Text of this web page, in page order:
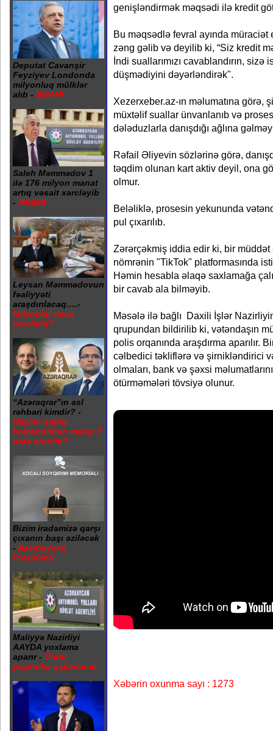
Deputat Cavanşir
Feyziyev Londonda
milyonluq mülklər
alıb - SİYAHI
Saleh Məmmədov 1
ilə 176 milyon manat
artıq vəsait xərcləyib
- RƏSMİ
Leysan Məmmədovun
fəaliyyəti
araşdırılacaq….-
Milyonlar necə
xərclənir?
“Azəraqrar”ın əsl
rəhbəri kimdir? -
Nazirin sabiq
komandirinin maaşı 7
dəfə artırılıb?
Bizim iradəmizə qarşı
çıxanın başı əziləcək
- Azərbaycan
Prezidenti
Maliyyə Nazirliyi
AAYDA yoxlama
aparır - Ciddi
yeyintilər aşkarlanıb
genişləndirmək məqsədi ilə kredit
Bu məqsədlə fevral ayında
zəng gəlib və deyilib ki, “Siz kredit
İndi suallarımızı cavablandırın,
düşmədiyini dəyərləndirək".
Xezerxeber.az-ın məlumatına görə,
müxtəlif suallar ünvanlanıb və
dələduzlarla danışdığı ağlına
Rəfail Əliyevin sözlərinə görə,
təqdim olunan kart aktiv deyil, ona
olmur.
Beləliklə, prosesin yekununda
pul çıxarılıb.
Zərərçəkmiş iddia edir ki, bir
nömrənin "TikTok" platformasında
Həmin hesabla əlaqə saxlamağa
bir cavab ala bilməyib.
Məsələ ilə bağlı Daxili İşlər
qrupundan bildirilib ki, vətəndaşın
polis orqanında araşdırma aparılır.
cəlbedici təkliflərə və şirnikləndirici
olmaları, bank və şəxsi
ötürməmələri tövsiyə olunur.
Xəbərin oxunma sayı : 1273